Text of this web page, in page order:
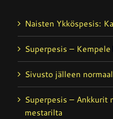
Naisten Ykköspesis:
Superpesis –
Sivusto jälleen
Superpesis – Ankkurit
mestarilta